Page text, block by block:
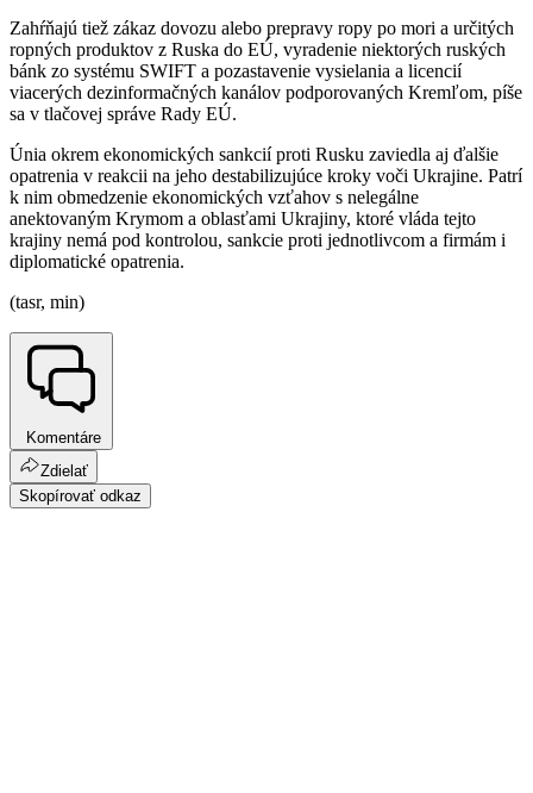
Zahŕňajú tiež zákaz dovozu alebo prepravy ropy po mori a určitých
ropných produktov z Ruska do EÚ, vyradenie niektorých ruských
bánk zo systému SWIFT a pozastavenie vysielania a licencií
viacerých dezinformačných kanálov podporovaných Kremľom, píše
sa v tlačovej správe Rady EÚ.
Únia okrem ekonomických sankcií proti Rusku zaviedla aj ďalšie
opatrenia v reakcii na jeho destabilizujúce kroky voči Ukrajine. Patrí
k nim obmedzenie ekonomických vzťahov s nelegálne
anektovaným Krymom a oblasťami Ukrajiny, ktoré vláda tejto
krajiny nemá pod kontrolou, sankcie proti jednotlivcom a firmám i
diplomatické opatrenia.
(tasr, min)
Komentáre
Zdielať
Skopírovať odkaz